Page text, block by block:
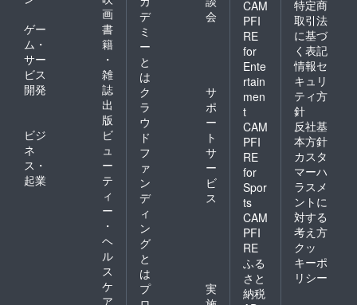
画
ゲー
ム・
サー
ビス
開発
書
籍
・
雑
誌
出
版
ビジ
ネ
ス・
起業
ビ
ュ
ー
テ
ィ
ー
・
ヘ
ル
ス
ケ
ア
デ
ミ
ー
と
は
会
ク
ラ
ウ
ド
フ
ァ
ン
デ
ィ
ン
グ
と
は
サ
ポ
ー
ト
サ
ー
ビ
ス
プ
実
CAM
PFI
RE
for
Ente
rtain
men
t
CAM
PFI
RE
for
Spor
ts
CAM
PFI
RE
ふる
さと
納税
特定商
取引法
に基づ
く表記
情報セ
キュリ
ティ方
針
反社基
本方針
カスタ
マーハ
ラスメ
ントに
対する
考え方
クッ
キーポ
リシー